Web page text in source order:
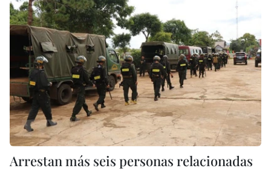
Arrestan más seis personas relacionadas